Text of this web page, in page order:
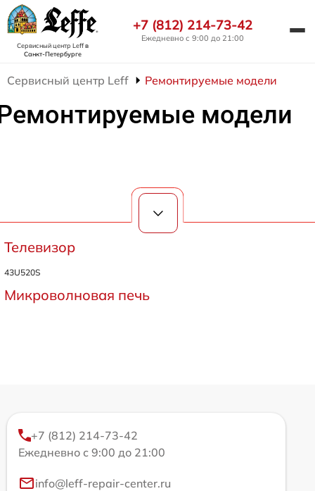
Сервисный центр Leffв
Санкт-Петербурге
+7 (812) 214-73-42
Ежедневно с 9:00 до 21:00
Сервисный центр Leff Ремонтируемые модели
модели
Телевизор
43U520S
Микроволновая печь
+7 (812) 214-73-42
Ежедневно с 9:00 до 21:00
info@leff-repair-center.ru